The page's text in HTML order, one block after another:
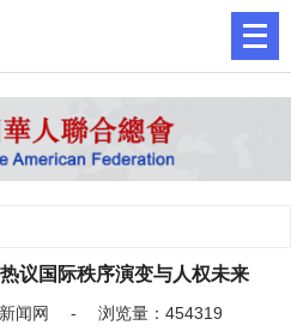
议国际秩序演变与人权未来
新闻网 - 浏览量：454319